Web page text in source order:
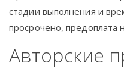
стадии выполнения и
просрочено, предоплата
Авторские